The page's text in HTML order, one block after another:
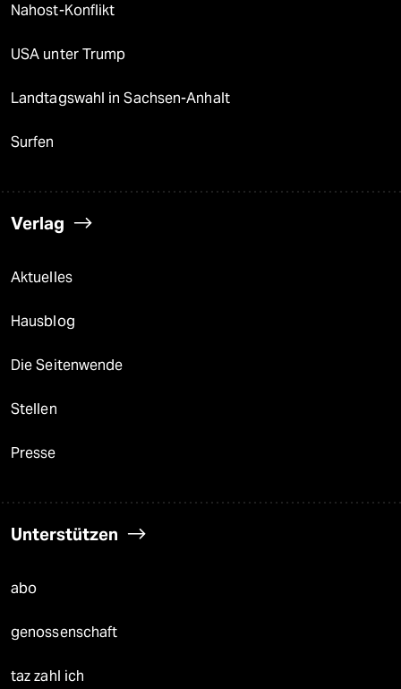
Nahost-Konflikt
USA unter Trump
Landtagswahl in Sachsen-Anhalt
Surfen
Verlag
Aktuelles
Hausblog
Die Seitenwende
Stellen
Presse
Unterstützen
abo
genossenschaft
taz zahl ich